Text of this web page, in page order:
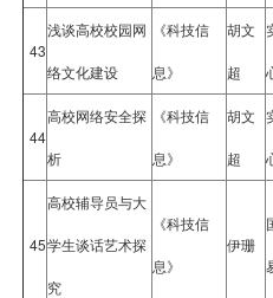
43
浅谈高校校园网
络文化建设
《科技信
息》
胡文
超
44
高校网络安全探
析
《科技信
息》
胡文
超
45
高校辅导员与大
学生谈话艺术探
究
《科技信
息》
伊珊